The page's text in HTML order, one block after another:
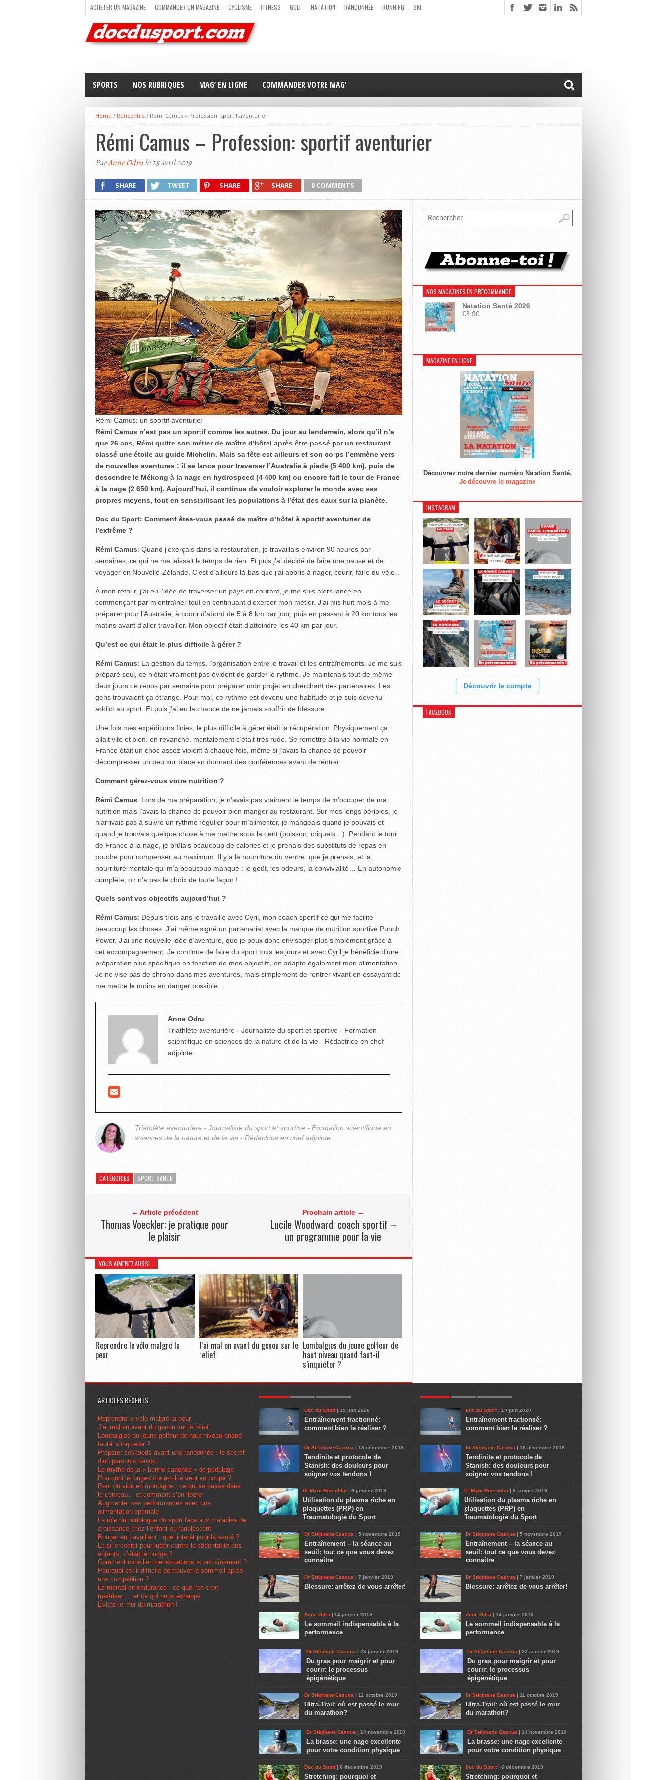
ACHETER UN MAGAZINE COMMANDER UN MAGAZINE CYCLISME FITNESS GOLF NATATION RANDONNÉE RUNNING
SKI
TRAIL RUNNING
TRIATHLON VOILE NEWSLETTER MAG’ EN LIGNE
SPORTS NOS RUBRIQUES MAG’ EN LIGNE COMMANDER VOTRE MAG’
Home / Rencontre / Rémi Camus – Profession: sportif aventurier
Rémi Camus – Profession: sportif aventurier
ParAnne Odrule 25 avril 2019
SHARE TWEET SHARE SHARE 0 COMMENTS
Rémi Camus: un sportif aventurier
Rémi Camus n’est pas un sportif comme les autres. Du jour au lendemain, alors qu’il n’a
que 26 ans, Rémi quitte son métier de maître d’hôtel après être passé par un restaurant
classé une étoile au guide Michelin. Mais sa tête est ailleurs et son corps l’emmène vers
de nouvelles aventures : il se lance pour traverser l’Australie à pieds (5 400 km), puis de
descendre le Mékong à la nage en hydrospeed (4 400 km) ou encore fait le tour de France
à la nage (2 650 km). Aujourd’hui, il continue de vouloir explorer le monde avec ses
propres moyens, tout en sensibilisant les populations à l’état des eaux sur la planète.
Doc du Sport: Comment êtes-vous passé de maître d’hôtel à sportif aventurier de
l’extrême ?
Rémi Camus: Quand j’exerçais dans la restauration, je travaillais environ 90 heures par
semaines, ce qui ne me laissait le temps de rien. Et puis j’ai décidé de faire une pause et de
voyager en Nouvelle-Zélande. C’est d’ailleurs là-bas que j’ai appris à nager, courir, faire du vélo…
À mon retour, j’ai eu l’idée de traverser un pays en courant, je me suis alors lancé en
commençant par m’entraîner tout en continuant d’exercer mon métier. J’ai mis huit mois à me
préparer pour l’Australie, à courir d’abord de 5 à 8 km par jour, puis en passant à 20 km tous les
matins avant d’aller travailler. Mon objectif était d’atteindre les 40 km par jour.
Qu’est ce qui était le plus difficile à gérer ?
Rémi Camus: La gestion du temps, l’organisation entre le travail et les entraînements. Je me suis
préparé seul, ce n’était vraiment pas évident de garder le rythme. Je maintenais tout de même
deux jours de repos par semaine pour préparer mon projet en cherchant des partenaires. Les
gens trouvaient ça étrange. Pour moi, ce rythme est devenu une habitude et je suis devenu
addict au sport. Et puis j’ai eu la chance de ne jamais souffrir de blessure.
Une fois mes expéditions finies, le plus difficile à gérer était la récupération. Physiquement ça
allait vite et bien, en revanche, mentalement c’était très rude. Se remettre à la vie normale en
France était un choc assez violent à chaque fois, même si j’avais la chance de pouvoir
décompresser un peu sur place en donnant des conférences avant de rentrer.
Comment gérez-vous votre nutrition ?
Rémi Camus: Lors de ma préparation, je n’avais pas vraiment le temps de m’occuper de ma
nutrition mais j’avais la chance de pouvoir bien manger au restaurant. Sur mes longs périples, je
n’arrivais pas à suivre un rythme régulier pour m’alimenter, je mangeais quand je pouvais et
quand je trouvais quelque chose à me mettre sous la dent (poisson, criquets…). Pendant le tour
de France à la nage, je brûlais beaucoup de calories et je prenais des substituts de repas en
poudre pour compenser au maximum. Il y a la nourriture du ventre, que je prenais, et la
nourriture mentale qui m’a beaucoup manqué : le goût, les odeurs, la convivialité… En autonomie
complète, on n’a pas le choix de toute façon !
Quels sont vos objectifs aujourd’hui ?
Rémi Camus: Depuis trois ans je travaille avec Cyril, mon coach sportif ce qui me facilite
beaucoup les choses. J’ai même signé un partenariat avec la marque de nutrition sportive Punch
Power. J’ai une nouvelle idée d’aventure, que je peux donc envisager plus simplement grâce à
cet accompagnement. Je continue de faire du sport tous les jours et avec Cyril je bénéficie d’une
préparation plus spécifique en fonction de mes objectifs, on adapte également mon alimentation.
Je ne vise pas de chrono dans mes aventures, mais simplement de rentrer vivant en essayant de
me mettre le moins en danger possible…
Anne Odru
Triathlète aventurière - Journaliste du sport et sportive - Formation
scientifique en sciences de la nature et de la vie - Rédactrice en chef
adjointe
Triathlète aventurière - Journaliste du sport et sportive - Formation scientifique en
sciences de la nature et de la vie - Rédactrice en chef adjointe
CATÉGORIES SPORT SANTÉ
← Article précédent
Thomas Voeckler: je pratique pour
le plaisir
Prochain article →
Lucile Woodward: coach sportif –
un programme pour la vie
VOUS AIMEREZ AUSSI...
Reprendre le vélo malgré la
peur
J’ai mal en avant du genou sur le
relief
Lombalgies du jeune golfeur de
haut niveau quand faut-il
s’inquiéter ?
NOS MAGAZINES EN PRÉCOMMANDE
Natation Santé 2026
€8,90
MAGAZINE EN LIGNE
Découvrez notre dernier numéro Natation Santé.
Je découvre le magazine
INSTAGRAM
Découvrir le compte
FACEBOOK
ARTICLES RÉCENTS
Reprendre le vélo malgré la peur
J’ai mal en avant du genou sur le relief
Lombalgies du jeune golfeur de haut niveau quand
faut-il s’inquiéter ?
Préparer ses pieds avant une randonnée : le secret
d’un parcours réussi
Le mythe de la « bonne cadence » de pédalage
Pourquoi le longe-côte a-t-il le vent en poupe ?
Peur du vide en montagne : ce qui se passe dans
le cerveau… et comment s’en libérer
Augmenter ses performances avec une
alimentation optimale
Le rôle du podologue du sport face aux maladies de
croissance chez l’enfant et l’adolescent
Bouger en travaillant : quel intérêt pour la santé ?
Et si le secret pour lutter contre la sédentarité des
enfants, c’était le nudge ?
Comment concilier menstruations et entraînement ?
Pourquoi est-il difficile de trouver le sommeil après
une compétition ?
Le mental en endurance : ce que l’on croit
maîtriser… et ce qui nous échappe
Évitez le mur du marathon !
Doc du Sport | 19 juin 2020
Entraînement fractionné:
comment bien le réaliser ?
Dr Stéphane Cascua | 18 décembre 2018
Tendinite et protocole de
Stanish: des douleurs pour
soigner vos tendons !
Dr Marc Rozenblat| 9 janvier 2019
Utilisation du plasma riche en
plaquettes (PRP) en
Traumatologie du Sport
Dr Stéphane Cascua | 5 novembre 2019
Entraînement – la séance au
seuil: tout ce que vous devez
connaître
Dr Stéphane Cascua | 7 janvier 2019
Blessure: arrêtez de vous arrêter!
Anne Odru | 14 janvier 2019
Le sommeil indispensable à la
performance
Dr Stéphane Cascua | 23 janvier 2019
Du gras pour maigrir et pour
courir: le processus
épigénétique
Dr Stéphane Cascua | 11 octobre 2019
Ultra-Trail: où est passé le mur
du marathon?
Dr Stéphane Cascua | 14 novembre 2019
La brasse: une nage excellente
pour votre condition physique
Doc du Sport| 6 décembre 2019
Stretching: pourquoi et
Doc du Sport| 19 juin 2020
Entraînement fractionné:
comment bien le réaliser ?
Dr Stéphane Cascua | 18 décembre 2018
Tendinite et protocole de
Stanish: des douleurs pour
soigner vos tendons !
Dr Marc Rozenblat| 9 janvier 2019
Utilisation du plasma riche en
plaquettes (PRP) en
Traumatologie du Sport
Dr Stéphane Cascua | 5 novembre 2019
Entraînement – la séance au
seuil: tout ce que vous devez
connaître
Dr Stéphane Cascua | 7 janvier 2019
Blessure: arrêtez de vous arrêter!
Anne Odru | 14 janvier 2019
Le sommeil indispensable à la
performance
Dr Stéphane Cascua | 23 janvier 2019
Du gras pour maigrir et pour
courir: le processus
épigénétique
Dr Stéphane Cascua | 11 octobre 2019
Ultra-Trail: où est passé le mur
du marathon?
Dr Stéphane Cascua | 14 novembre 2019
La brasse: une nage excellente
pour votre condition physique
Doc du Sport| 6 décembre 2019
Stretching: pourquoi et